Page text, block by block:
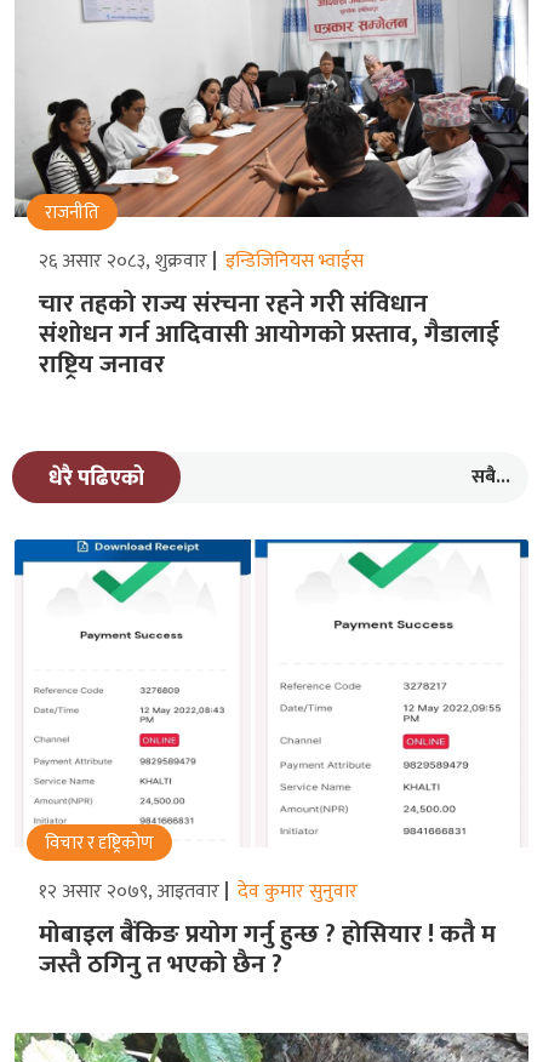
राजनीति
२६ असार २०८३, शुक्रवार इन्डिजिनियस भ्वाईस
चार तहको राज्य संरचना रहने गरीे संविधान
संशोधन गर्न आदिवासी आयोगको प्रस्ताव, गैडालाई
राष्ट्रिय जनावर
धेरै पढिएको सबै...
विचार र दृष्ट्रिकोण
१२ असार २०७९, आइतवार देव कुमार सुनुवार
मोबाइल बैंकिङ प्रयोग गर्नु हुन्छ ? होसियार ! कतै म
जस्तै ठगिनु त भएको छैन ?